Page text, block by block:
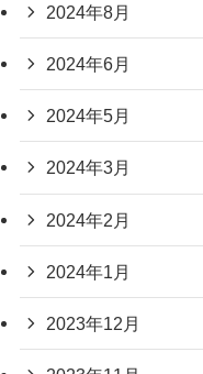
2024年8月
2024年6月
2024年5月
2024年3月
2024年2月
2024年1月
2023年12月